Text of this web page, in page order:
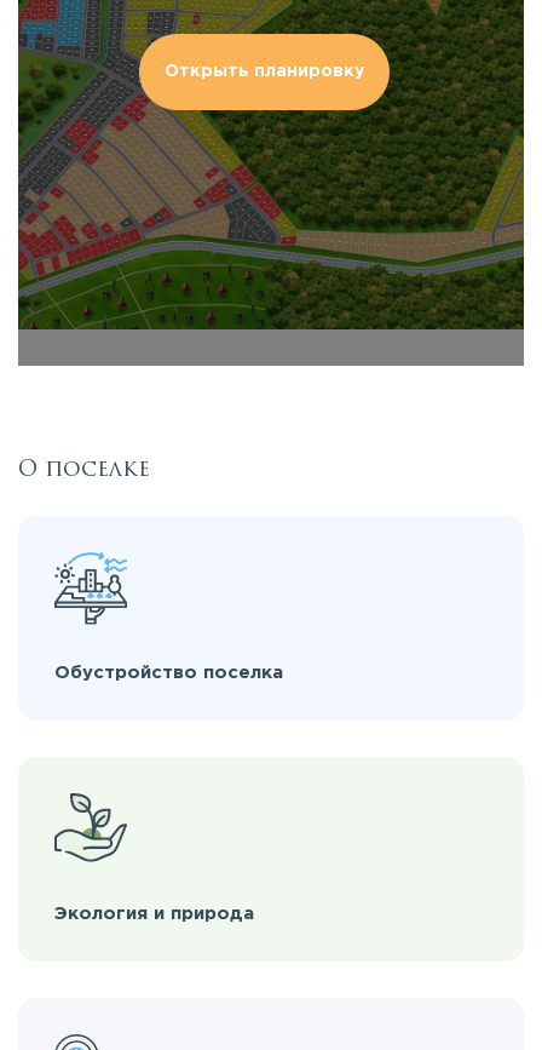
Открыть планировку
О поселке
Обустройство поселка
Экология и природа